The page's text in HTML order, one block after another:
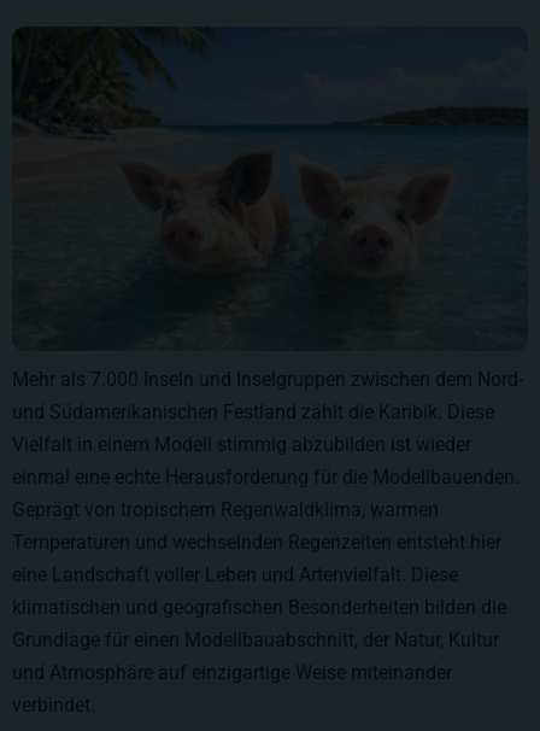
Mehr als 7.000 Inseln und Inselgruppen zwischen dem Nord-
und Südamerikanischen Festland zählt die Karibik. Diese
Vielfalt in einem Modell stimmig abzubilden ist wieder
einmal eine echte Herausforderung für die Modellbauenden.
Geprägt von tropischem Regenwaldklima, warmen
Temperaturen und wechselnden Regenzeiten entsteht hier
eine Landschaft voller Leben und Artenvielfalt. Diese
klimatischen und geografischen Besonderheiten bilden die
Grundlage für einen Modellbauabschnitt, der Natur, Kultur
und Atmosphäre auf einzigartige Weise miteinander
verbindet.